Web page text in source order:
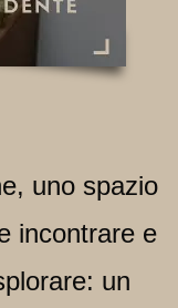
, uno spazio
incontrare e
un